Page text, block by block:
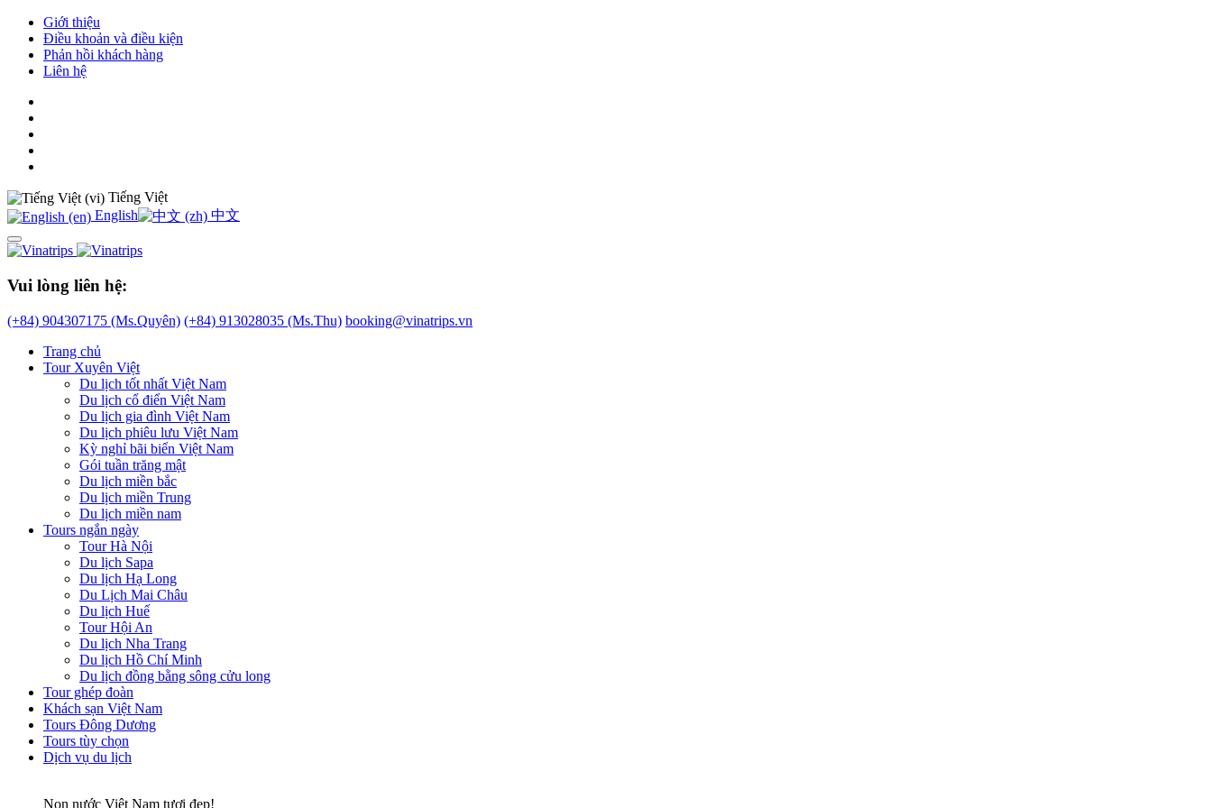
Giới thiệu
Điều khoản và điều kiện
Phản hồi khách hàng
Liên hệ
Tiếng Việt
English
中文
Vui lòng liên hệ:
(+84) 904307175 (Ms.Quyên) (+84) 913028035 (Ms.Thu) booking@vinatrips.vn
Trang chủ
Tour Xuyên Việt
Du lịch tốt nhất Việt Nam
Du lịch cổ điển Việt Nam
Du lịch gia đình Việt Nam
Du lịch phiêu lưu Việt Nam
Kỳ nghỉ bãi biển Việt Nam
Gói tuần trăng mật
Du lịch miền bắc
Du lịch miền Trung
Du lịch miền nam
Tours ngắn ngày
Tour Hà Nội
Du lịch Sapa
Du lịch Hạ Long
Du Lịch Mai Châu
Du lịch Huế
Tour Hội An
Du lịch Nha Trang
Du lịch Hồ Chí Minh
Du lịch đồng bằng sông cửu long
Tour ghép đoàn
Khách sạn Việt Nam
Tours Đông Dương
Tours tùy chọn
Dịch vụ du lịch
Non nước Việt Nam tươi đẹp!